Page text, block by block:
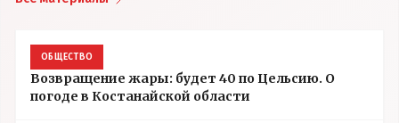
ОБЩЕСТВО
Возвращение жары: будет 40 по Цельсию. О
погоде в Костанайской области